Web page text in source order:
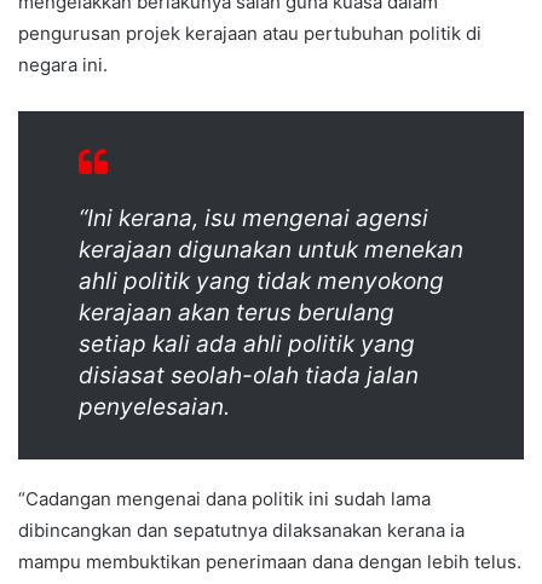
pengurusan projek kerajaan atau pertubuhan politik di
negara ini.
“Ini kerana, isu mengenai agensi
kerajaan digunakan untuk menekan
ahli politik yang tidak menyokong
kerajaan akan terus berulang
setiap kali ada ahli politik yang
disiasat seolah-olah tiada jalan
penyelesaian.
“Cadangan mengenai dana politik ini sudah lama
dibincangkan dan sepatutnya dilaksanakan kerana ia
mampu membuktikan penerimaan dana dengan lebih telus.